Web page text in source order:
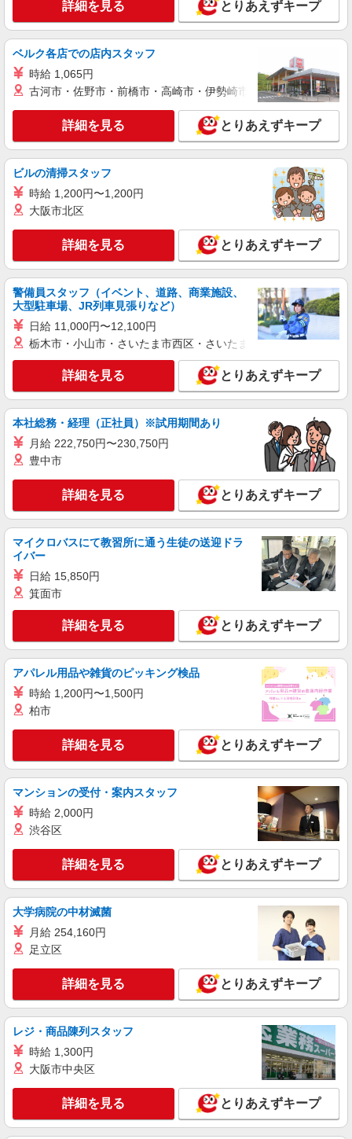
【楽天モバイル】人気機種に詳しくなれる携帯
販売
時給1650円〜1850円（経験・能力による） ※
残業代支給 ★交通費別途支給（規定あり） ゜
+゜・。○。・゜+゜・。○。・゜+゜ 入社祝い金10
万円支給(規定有) お友達を紹介頂くと, インセンテ
有）★ ゜・。○。・゜+゜・。○。・゜+゜
熊本県熊本市中央区の楽天モバイルショップ
キープ 詳細を見る
紹介予定派遣
株式会社シエロ
人気機種に詳しくなれる携帯販売【au】
月給259200円〜300000円（経験・能力によ
る） ※残業手当別途支給 ※研修期間6か月・時給
1500円〜 ★交通費別途支給（規定あり） ゜
+゜・。○。・゜+゜・。○。・゜+゜ 入社祝い金10
万円支給(規定有) お友達を紹介頂くと, インセンテ
ィブ支給(規定有) ゜・。○。・゜+゜・。○。・゜
+゜
熊本県熊本市中央区の家電量販店
キープ 詳細を見る
紹介予定派遣
株式会社シエロ
【楽天モバイル】の携帯販売スタッフ
時給1400円〜 ※残業代支給 ★交通費別途支給
（規定あり） ゜+゜・。○。・゜+゜・。○。・゜
+゜ 入社祝い金10万円支給(規定有) お友達を紹介
頂くと, インセンティブ支給(規定有) ★月2回払
い・週払い可能（規程有）★ ゜・。○。・゜
熊本県熊本市中央区の楽天モバイルショップ
キープ 詳細を見る
紹介予定派遣
【docomo】の携帯販売スタッフ
時給1300円〜1400円（経験・能力による） ※
残業代支給 ★交通費別途支給（規定あり） ゜
+゜・。○。・゜+゜・。○。・゜+゜ 入社祝い金10
有）★ ゜・。○。・゜+゜・。○。・゜+゜
熊本県熊本市中央区のdocomoショップ
詳細を見る
株式会社シエロ
人気機種に詳しくなれる携帯販売
【softbank】
時給1400円〜1450円（経験・能力による） ※
残業代支給 ★交通費別途支給（規定あり） ゜
+゜・。○。・゜+゜・。○。・゜+゜ 入社祝い金10
万円支給(規定有) お友達を紹介頂くと, インセンテ
ィブ支給(規定有) ★月2回払い・週払い可能（規程
有）★ ゜・。○。・゜+゜・。○。・゜+゜
熊本県熊本市中央区の家電量販店
キープ 詳細を見る
紹介予定派遣
株式会社シエロ
時給1250円〜 ※残業代支給 ★交通費別途支給
（規定あり） ゜+゜・。○。・゜+゜・。○。・゜
+゜ 入社祝い金10万円支給(規定有) お友達を紹介
頂くと, インセンティブ支給(規定有) ★月2回払
い・週払い可能（規程有）★ ゜・。○。・゜
熊本県熊本市中央区のauショップ
詳細を見る
紹介予定派遣
【softbank】人気機種に詳しくなれる携帯販
売
時給1250円〜 ※残業代支給 ★交通費別途支給
（規定あり） ゜+゜・。○。・゜+゜・。○。・゜
+゜ 入社祝い金10万円支給(規定有) お友達を紹介
頂くと, インセンティブ支給(規定有) ★月2回払
い・週払い可能（規程有）★ ゜・。○。・゜
+゜・。○。・゜+゜
熊本県熊本市中央区のsoftbankショップ
キープ 詳細を見る
派遣社員
詳細を見る とりあえずキープ
ベルク各店での店内スタッフ
時給 1,065円
古河市・佐野市・前橋市・高崎市・伊勢崎市・太田市・館林市
詳細を見る とりあえずキープ
ビルの清掃スタッフ
時給 1,200円〜1,200円
大阪市北区
詳細を見る とりあえずキープ
警備員スタッフ（イベント、道路、商業施設、
大型駐車場、JR列車見張りなど）
日給 11,000円〜12,100円
栃木市・小山市・さいたま市西区・さいたま市岩槻区・久喜市・
詳細を見る とりあえずキープ
本社総務・経理（正社員）※試用期間あり
月給 222,750円〜230,750円
豊中市
詳細を見る とりあえずキープ
マイクロバスにて教習所に通う生徒の送迎ドラ
イバー
日給 15,850円
箕面市
詳細を見る とりあえずキープ
アパレル用品や雑貨のピッキング検品
時給 1,200円〜1,500円
柏市
詳細を見る とりあえずキープ
マンションの受付・案内スタッフ
時給 2,000円
渋谷区
詳細を見る とりあえずキープ
大学病院の中材滅菌
月給 254,160円
足立区
詳細を見る とりあえずキープ
レジ・商品陳列スタッフ
時給 1,300円
大阪市中央区
詳細を見る とりあえずキープ